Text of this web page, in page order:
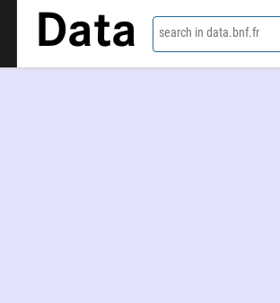
Data search in data.bnf.fr